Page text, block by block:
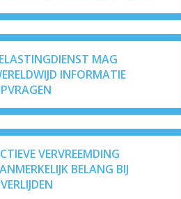
MAG
INFORMATIE
VERVREEMDING
BELANG BIJ